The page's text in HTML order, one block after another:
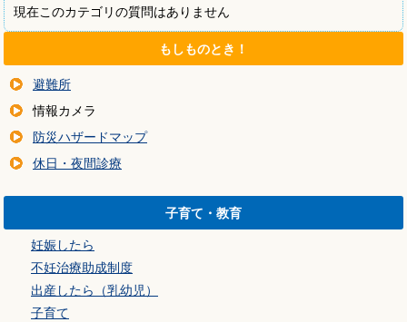
現在このカテゴリの質問はありません
もしものとき！
避難所
情報カメラ
防災ハザードマップ
休日・夜間診療
子育て・教育
妊娠したら
不妊治療助成制度
出産したら（乳幼児）
子育て